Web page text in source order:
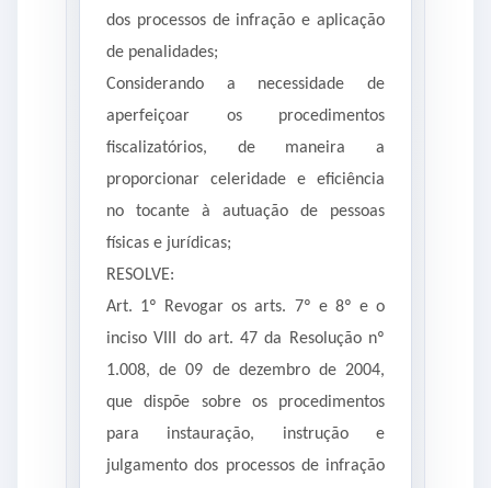
dos processos de infração e aplicação
de penalidades;
Considerando a necessidade de
aperfeiçoar os procedimentos
fiscalizatórios, de maneira a
proporcionar celeridade e eficiência
no tocante à autuação de pessoas
físicas e jurídicas;
RESOLVE:
Art. 1º Revogar os arts. 7º e 8º e o
inciso VIII do art. 47 da Resolução nº
1.008, de 09 de dezembro de 2004,
que dispõe sobre os procedimentos
para instauração, instrução e
julgamento dos processos de infração